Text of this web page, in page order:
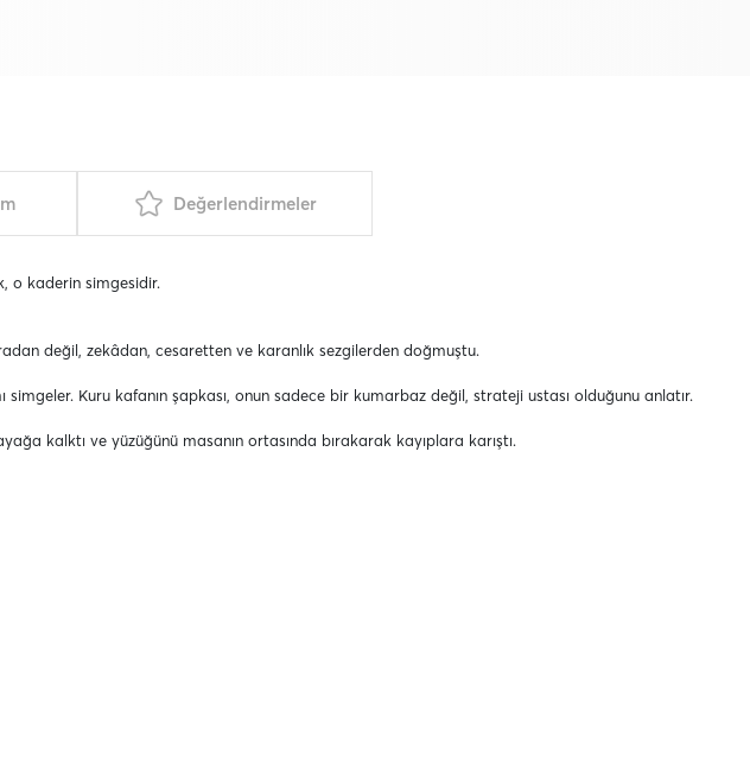
Değerlendirmeler
o kaderin simgesidir.
değil, zekâdan, cesaretten ve karanlık sezgilerden doğmuştu.
Kuru kafanın şapkası, onun sadece bir kumarbaz değil, strateji ustası olduğunu anlatır.
kalktı ve yüzüğünü masanın ortasında bırakarak kayıplara karıştı.